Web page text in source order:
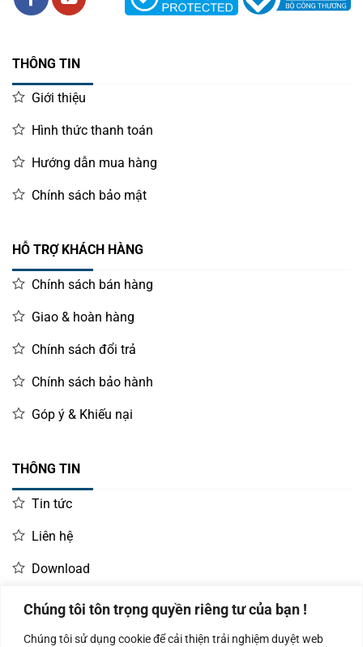
Chúng tôi tôn trọng quyền riêng tư của bạn !
Chúng tôi sử dụng cookie để cải thiện trải nghiệm duyệt web
THÔNG TIN
Giới thiệu
Hình thức thanh toán
Hướng dẫn mua hàng
Chính sách bảo mật
HỖ TRỢ KHÁCH HÀNG
Chính sách bán hàng
Giao & hoàn hàng
Chính sách đổi trả
Chính sách bảo hành
Góp ý & Khiếu nại
THÔNG TIN
Tin tức
Liên hệ
Download
LIÊN HỆ MUA HÀNG